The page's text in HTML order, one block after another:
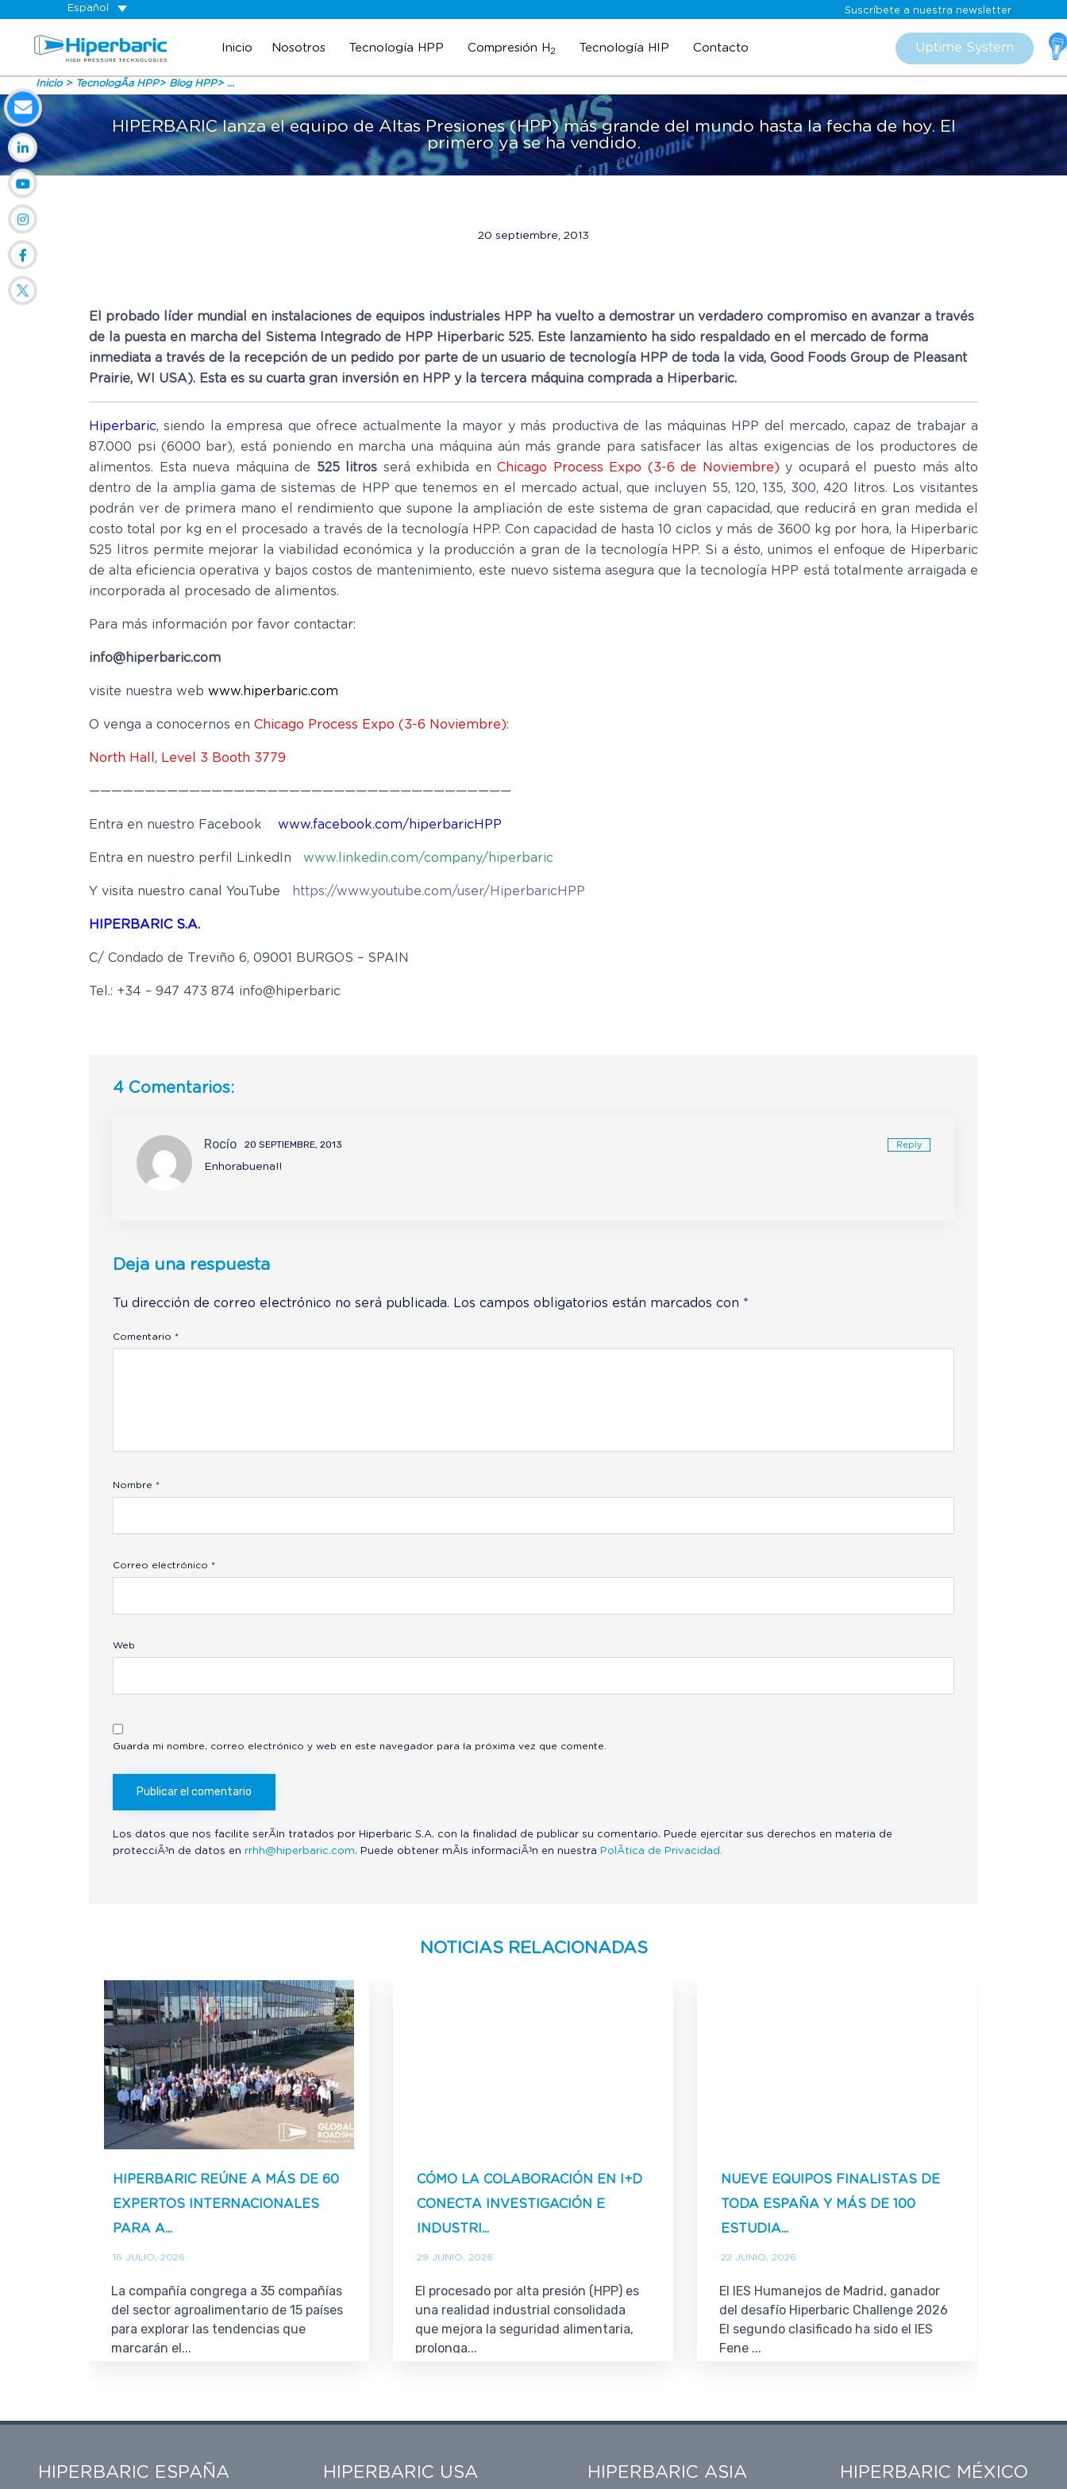
Español Suscríbete a nuestra newsletter
Inicio Nosotros Tecnología HPP Compresión H2 Tecnología HIP Contacto Uptime System
Inicio TecnologÃ­a HPP Blog HPP ...
HIPERBARIC lanza el equipo de Altas Presiones (HPP) más grande del mundo hasta la fecha de hoy. El
primero ya se ha vendido.
20 septiembre, 2013
El probado líder mundial en instalaciones de equipos industriales HPP ha vuelto a demostrar un verdadero compromiso en avanzar a través
de la puesta en marcha del Sistema Integrado de HPP Hiperbaric 525. Este lanzamiento ha sido respaldado en el mercado de forma
inmediata a través de la recepción de un pedido por parte de un usuario de tecnología HPP de toda la vida, Good Foods Group de Pleasant
Prairie, WI USA). Esta es su cuarta gran inversión en HPP y la tercera máquina comprada a Hiperbaric.
Hiperbaric, siendo la empresa que ofrece actualmente la mayor y más productiva de las máquinas HPP del mercado, capaz de trabajar a
87.000 psi (6000 bar), está poniendo en marcha una máquina aún más grande para satisfacer las altas exigencias de los productores de
alimentos. Esta nueva máquina de 525 litros será exhibida enChicago Process Expo (3-6 de Noviembre) y ocupará el puesto más alto
dentro de la amplia gama de sistemas de HPP que tenemos en el mercado actual, que incluyen 55, 120, 135, 300, 420 litros. Los visitantes
podrán ver de primera mano el rendimiento que supone la ampliación de este sistema de gran capacidad, que reducirá en gran medida el
costo total por kg en el procesado a través de la tecnología HPP. Con capacidad de hasta 10 ciclos y más de 3600 kg por hora, la Hiperbaric
525 litros permite mejorar la viabilidad económica y la producción a gran de la tecnología HPP. Si a ésto, unimos el enfoque de Hiperbaric
de alta eficiencia operativa y bajos costos de mantenimiento, este nuevo sistema asegura que la tecnología HPP está totalmente arraigada e
incorporada al procesado de alimentos.
Para más información por favor contactar:
info@hiperbaric.com
visite nuestra web www.hiperbaric.com
O venga a conocernos en Chicago Process Expo (3-6 Noviembre):
North Hall, Level 3 Booth 3779
——————————————————————————————————————
Entra en nuestro Facebook www.facebook.com/hiperbaricHPP
Entra en nuestro perfil LinkedIn www.linkedin.com/company/hiperbaric
Y visita nuestro canal YouTube https://www.youtube.com/user/HiperbaricHPP
HIPERBARIC S.A.
C/ Condado de Treviño 6, 09001 BURGOS – SPAIN
Tel.: +34 – 947 473 874 info@hiperbaric
4 Comentarios:
Rocío 20 SEPTIEMBRE, 2013 Reply
Enhorabuena!!
Deja una respuesta
Tu dirección de correo electrónico no será publicada. Los campos obligatorios están marcados con *
Comentario *
Nombre *
Correo electrónico *
Web
Guarda mi nombre, correo electrónico y web en este navegador para la próxima vez que comente.
Los datos que nos facilite serÃ¡n tratados por Hiperbaric S.A. con la finalidad de publicar su comentario. Puede ejercitar sus derechos en materia de
protecciÃ³n de datos en rrhh@hiperbaric.com. Puede obtener mÃ¡s informaciÃ³n en nuestra PolÃ­tica de Privacidad.
NOTICIAS RELACIONADAS
HIPERBARIC REÚNE A MÁS DE 60
EXPERTOS INTERNACIONALES
PARA A...
16 JULIO, 2026
La compañía congrega a 35 compañías
del sector agroalimentario de 15 países
para explorar las tendencias que
marcarán el...
CÓMO LA COLABORACIÓN EN I+D
CONECTA INVESTIGACIÓN E
INDUSTRI...
29 JUNIO, 2026
El procesado por alta presión (HPP) es
una realidad industrial consolidada
que mejora la seguridad alimentaria,
prolonga...
NUEVE EQUIPOS FINALISTAS DE
TODA ESPAÑA Y MÁS DE 100
ESTUDIA...
22 JUNIO, 2026
El IES Humanejos de Madrid, ganador
del desafío Hiperbaric Challenge 2026
El segundo clasificado ha sido el IES
Fene ...
HIPERBARIC ESPAÑA HIPERBARIC USA HIPERBARIC ASIA HIPERBARIC MÉXICO